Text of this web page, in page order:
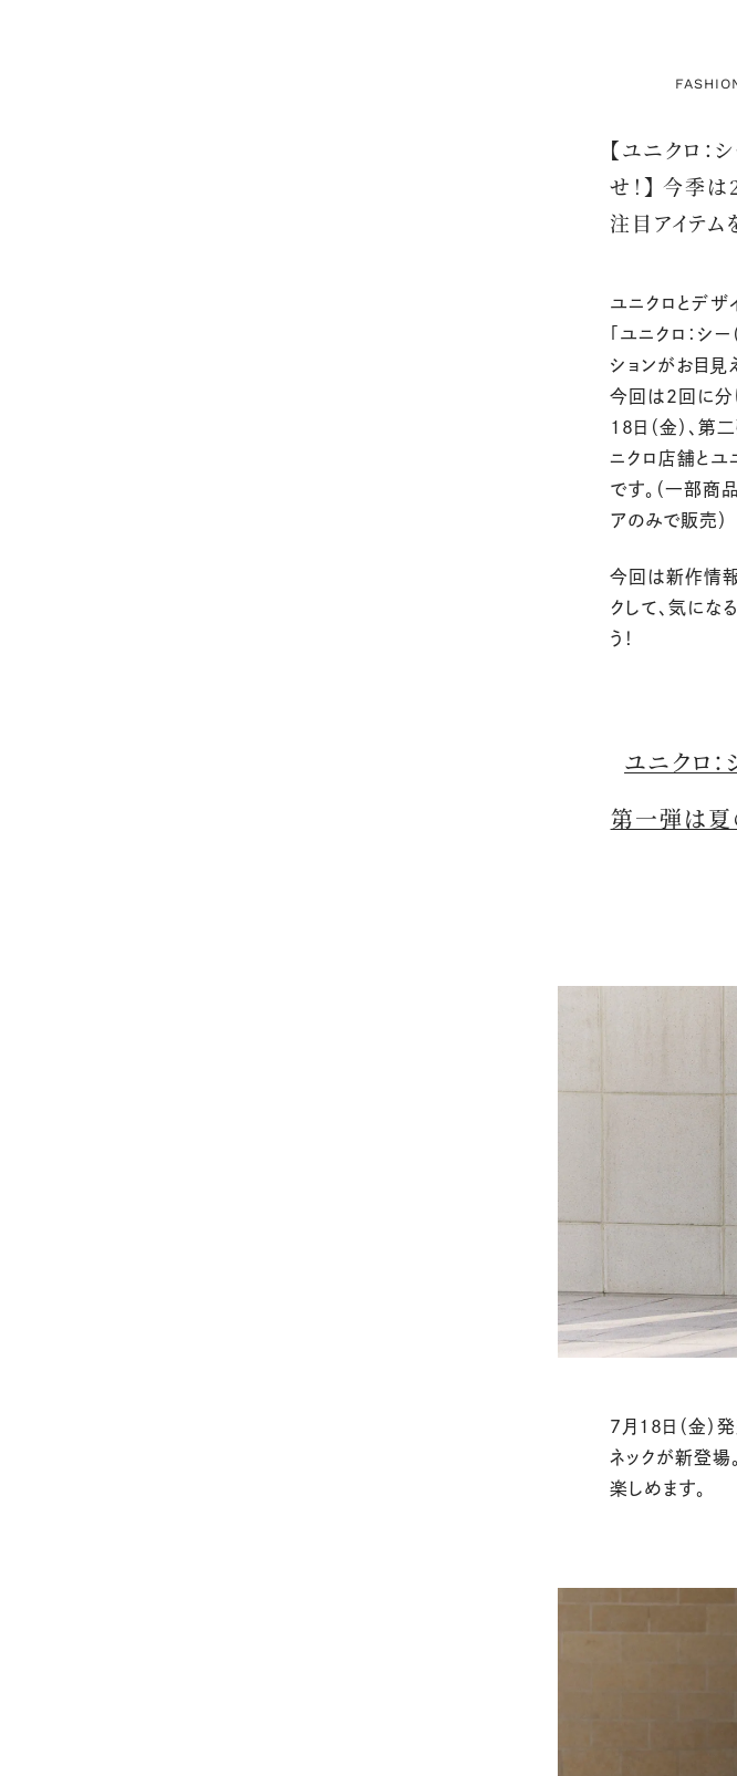
【ユニクロ
せ！】 今季
注目アイテム
ユニクロとデザ
「ユニクロ：
ションがお目見
今回は2回に分
18日（金）、第
ニクロ店舗とユ
です。（一部商
アのみで販売）
今回は新作情報
クして、気にな
う！
ユニクロ
第一弾は夏
7月18日（金）
ネックが新登場
楽しめます。